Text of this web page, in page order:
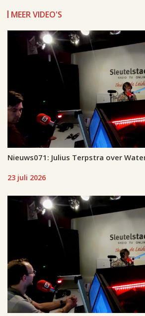
MEER VIDEO'S
Nieuws071: Julius Terpstra over
23 juli 2026